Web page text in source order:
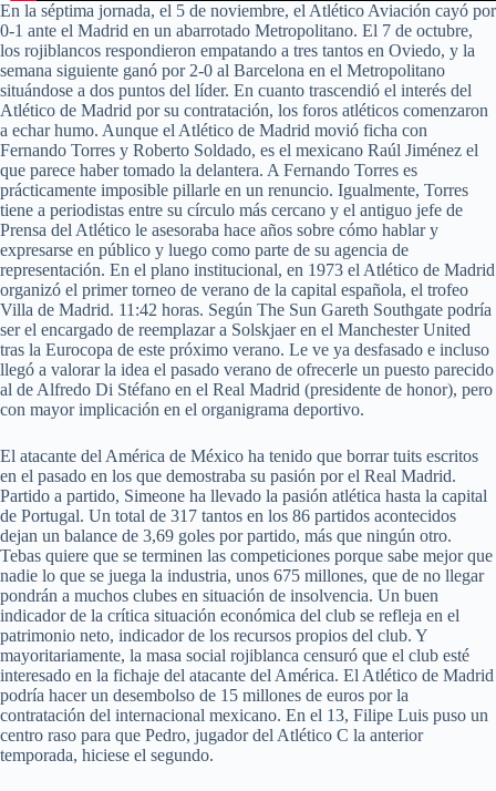
En la séptima jornada, el 5 de noviembre, el Atlético Aviación cayó por
0-1 ante el Madrid en un abarrotado Metropolitano. El 7 de octubre,
los rojiblancos respondieron empatando a tres tantos en Oviedo, y la
semana siguiente ganó por 2-0 al Barcelona en el Metropolitano
situándose a dos puntos del líder. En cuanto trascendió el interés del
Atlético de Madrid por su contratación, los foros atléticos comenzaron
a echar humo. Aunque el Atlético de Madrid movió ficha con
Fernando Torres y Roberto Soldado, es el mexicano Raúl Jiménez el
que parece haber tomado la delantera. A Fernando Torres es
prácticamente imposible pillarle en un renuncio. Igualmente, Torres
tiene a periodistas entre su círculo más cercano y el antiguo jefe de
Prensa del Atlético le asesoraba hace años sobre cómo hablar y
expresarse en público y luego como parte de su agencia de
representación. En el plano institucional, en 1973 el Atlético de Madrid
organizó el primer torneo de verano de la capital española, el trofeo
Villa de Madrid. 11:42 horas. Según The Sun Gareth Southgate podría
ser el encargado de reemplazar a Solskjaer en el Manchester United
tras la Eurocopa de este próximo verano. Le ve ya desfasado e incluso
llegó a valorar la idea el pasado verano de ofrecerle un puesto parecido
al de Alfredo Di Stéfano en el Real Madrid (presidente de honor), pero
con mayor implicación en el organigrama deportivo.
El atacante del América de México ha tenido que borrar tuits escritos
en el pasado en los que demostraba su pasión por el Real Madrid.
Partido a partido, Simeone ha llevado la pasión atlética hasta la capital
de Portugal. Un total de 317 tantos en los 86 partidos acontecidos
dejan un balance de 3,69 goles por partido, más que ningún otro.
Tebas quiere que se terminen las competiciones porque sabe mejor que
nadie lo que se juega la industria, unos 675 millones, que de no llegar
pondrán a muchos clubes en situación de insolvencia. Un buen
indicador de la crítica situación económica del club se refleja en el
patrimonio neto, indicador de los recursos propios del club. Y
mayoritariamente, la masa social rojiblanca censuró que el club esté
interesado en la fichaje del atacante del América. El Atlético de Madrid
podría hacer un desembolso de 15 millones de euros por la
contratación del internacional mexicano. En el 13, Filipe Luis puso un
centro raso para que Pedro, jugador del Atlético C la anterior
temporada, hiciese el segundo.